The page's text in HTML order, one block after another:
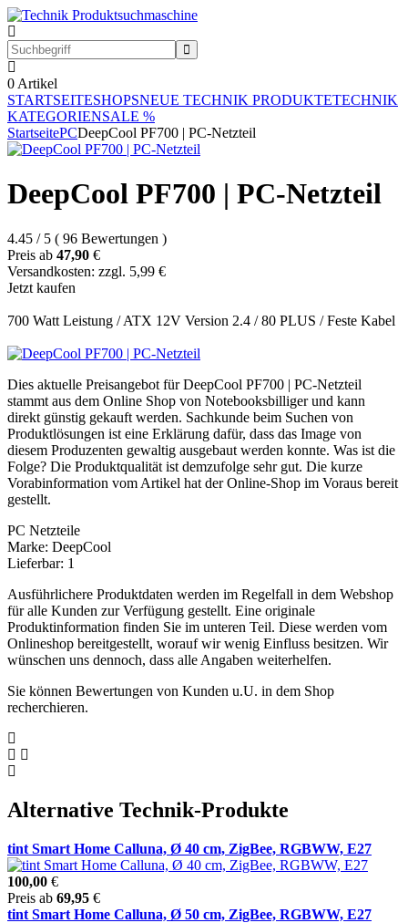
0 Artikel
STARTSEITESHOPSNEUE TECHNIK PRODUKTETECHNIK
KATEGORIENSALE %
StartseitePCDeepCool PF700 | PC-Netzteil
DeepCool PF700 | PC-Netzteil
4.45 / 5 ( 96 Bewertungen )
Preis ab 47,90 €
Versandkosten: zzgl. 5,99 €
Jetzt kaufen
700 Watt Leistung / ATX 12V Version 2.4 / 80 PLUS / Feste Kabel
Dies aktuelle Preisangebot für DeepCool PF700 | PC-Netzteil
stammt aus dem Online Shop von Notebooksbilliger und kann
direkt günstig gekauft werden. Sachkunde beim Suchen von
Produktlösungen ist eine Erklärung dafür, dass das Image von
diesem Produzenten gewaltig ausgebaut werden konnte. Was ist die
Folge? Die Produktqualität ist demzufolge sehr gut. Die kurze
Vorabinformation vom Artikel hat der Online-Shop im Voraus bereit
gestellt.
PC Netzteile
Marke: DeepCool
Lieferbar: 1
Ausführlichere Produktdaten werden im Regelfall in dem Webshop
für alle Kunden zur Verfügung gestellt. Eine originale
Produktinformation finden Sie im unteren Teil. Diese werden vom
Onlineshop bereitgestellt, worauf wir wenig Einfluss besitzen. Wir
wünschen uns dennoch, dass alle Angaben weiterhelfen.
Sie können Bewertungen von Kunden u.U. in dem Shop
recherchieren.
Alternative Technik-Produkte
tint Smart Home Calluna, Ø 40 cm, ZigBee, RGBWW, E27
100,00 €
Preis ab 69,95 €
tint Smart Home Calluna, Ø 50 cm, ZigBee, RGBWW, E27